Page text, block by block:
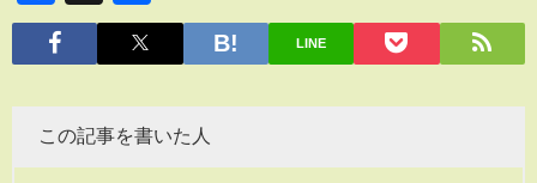
有
LINE
この記事を書いた人